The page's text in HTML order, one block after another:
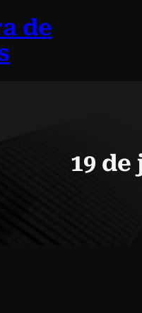
de
19